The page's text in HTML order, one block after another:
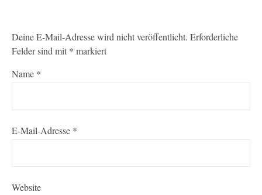
Deine E-Mail-Adresse wird nicht veröffentlicht. Erforderliche
Felder sind mit * markiert
Name *
E-Mail-Adresse *
Website